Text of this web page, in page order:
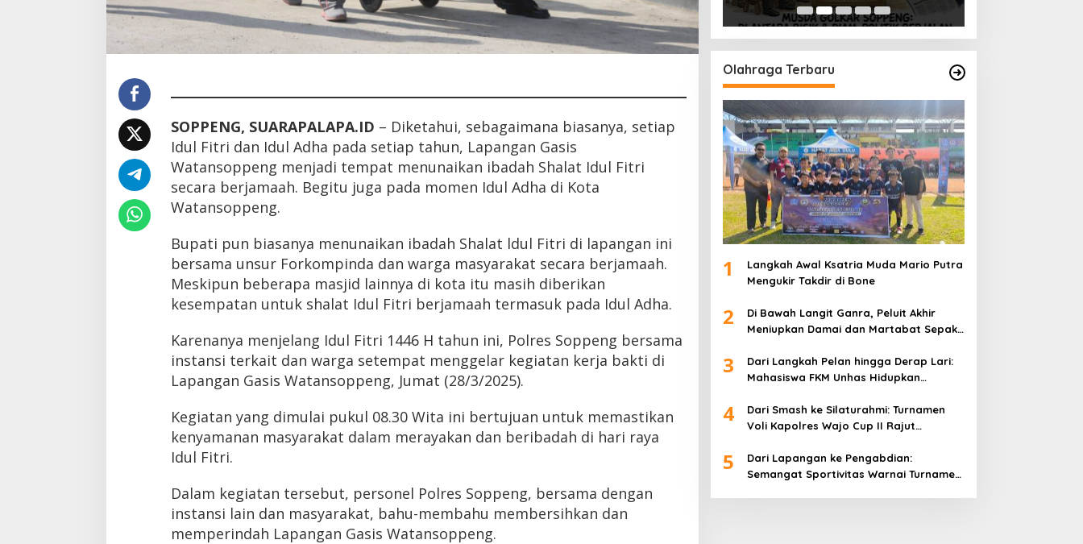
SOPPENG, SUARAPALAPA.ID – Diketahui, sebagaimana biasanya, setiap
Idul Fitri dan Idul Adha pada setiap tahun, Lapangan Gasis
Watansoppeng menjadi tempat menunaikan ibadah Shalat Idul Fitri
secara berjamaah. Begitu juga pada momen Idul Adha di Kota
Watansoppeng.
Bupati pun biasanya menunaikan ibadah Shalat ldul Fitri di lapangan ini
bersama unsur Forkompinda dan warga masyarakat secara berjamaah.
Meskipun beberapa masjid lainnya di kota itu masih diberikan
kesempatan untuk shalat Idul Fitri berjamaah termasuk pada Idul Adha.
Karenanya menjelang Idul Fitri 1446 H tahun ini, Polres Soppeng bersama
instansi terkait dan warga setempat menggelar kegiatan kerja bakti di
Lapangan Gasis Watansoppeng, Jumat (28/3/2025).
Kegiatan yang dimulai pukul 08.30 Wita ini bertujuan untuk memastikan
kenyamanan masyarakat dalam merayakan dan beribadah di hari raya
Idul Fitri.
Dalam kegiatan tersebut, personel Polres Soppeng, bersama dengan
instansi lain dan masyarakat, bahu-membahu membersihkan dan
memperindah Lapangan Gasis Watansoppeng.
Olahraga Terbaru
1
Langkah Awal Ksatria Muda Mario Putra
Mengukir Takdir di Bone
2
Di Bawah Langit Ganra, Peluit Akhir
Meniupkan Damai dan Martabat Sepak
3
Dari Langkah Pelan hingga Derap Lari:
Mahasiswa FKM Unhas Hidupkan
4
Dari Smash ke Silaturahmi: Turnamen
Voli Kapolres Wajo Cup II Rajut
80
5
Dari Lapangan ke Pengabdian:
Semangat Sportivitas Warnai Turnamen